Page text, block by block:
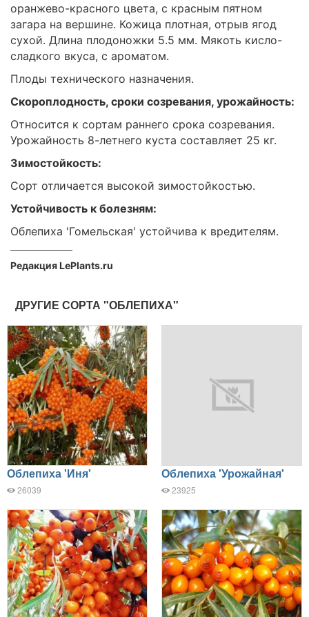
оранжево-красного цвета, с красным пятном
загара на вершине. Кожица плотная, отрыв ягод
сухой. Длина плодоножки 5.5 мм. Мякоть кисло-
сладкого вкуса, с ароматом.
Плоды технического назначения.
Скороплодность, сроки созревания, урожайность:
Относится к сортам раннего срока созревания.
Урожайность 8-летнего куста составляет 25 кг.
Зимостойкость:
Сорт отличается высокой зимостойкостью.
Устойчивость к болезням:
Облепиха 'Гомельская' устойчива к вредителям.
Редакция LePlants.ru
ДРУГИЕ СОРТА "ОБЛЕПИХА"
Облепиха 'Иня'
26039
Облепиха 'Урожайная'
23925